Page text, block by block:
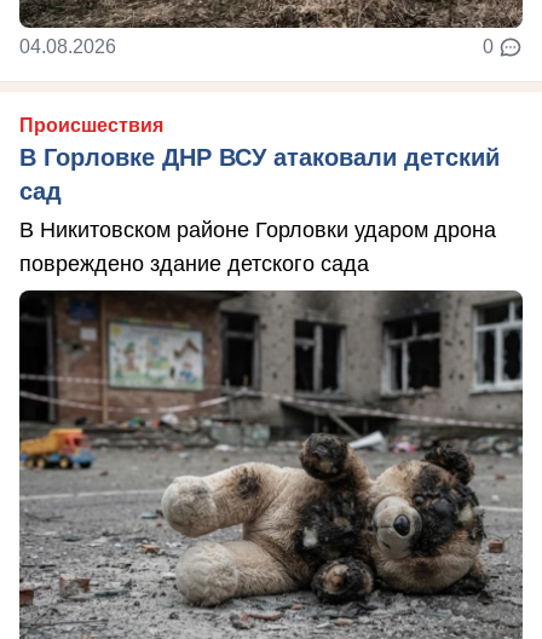
04.08.2026 0
Происшествия
В Горловке ДНР ВСУ атаковали детский
сад
В Никитовском районе Горловки ударом дрона
повреждено здание детского сада